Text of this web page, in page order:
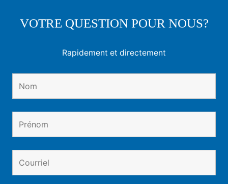
VOTRE QUESTION POUR NOUS?
Rapidement et directement